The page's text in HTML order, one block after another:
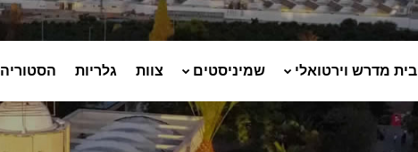
בית מדרש וירטואלי שמיניסטים צוות גלריות הסטוריה